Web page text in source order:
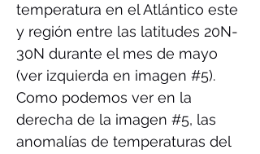
temperatura en el Atlántico este
y región entre las latitudes 20N-
30N durante el mes de mayo
(ver izquierda en imagen #5).
Como podemos ver en la
derecha de la imagen #5, las
anomalías de temperaturas del